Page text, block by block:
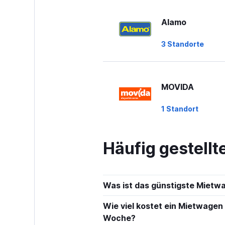
Alamo
3 Standorte
MOVIDA
1 Standort
Avis
1 Standort
Häufig
Was ist das günstigste
Wie viel kostet ein
Woche?